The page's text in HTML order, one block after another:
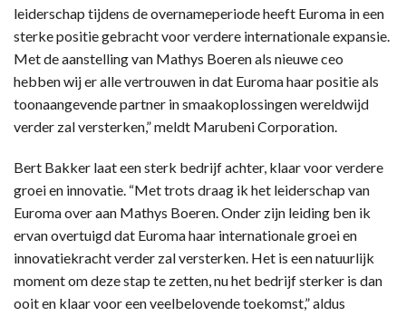
leiderschap tijdens de overnameperiode heeft Euroma in een
sterke positie gebracht voor verdere internationale expansie.
Met de aanstelling van Mathys Boeren als nieuwe ceo
hebben wij er alle vertrouwen in dat Euroma haar positie als
toonaangevende partner in smaakoplossingen wereldwijd
verder zal versterken,” meldt Marubeni Corporation.
Bert Bakker laat een sterk bedrijf achter, klaar voor verdere
groei en innovatie. “Met trots draag ik het leiderschap van
Euroma over aan Mathys Boeren. Onder zijn leiding ben ik
ervan overtuigd dat Euroma haar internationale groei en
innovatiekracht verder zal versterken. Het is een natuurlijk
moment om deze stap te zetten, nu het bedrijf sterker is dan
ooit en klaar voor een veelbelovende toekomst,” aldus